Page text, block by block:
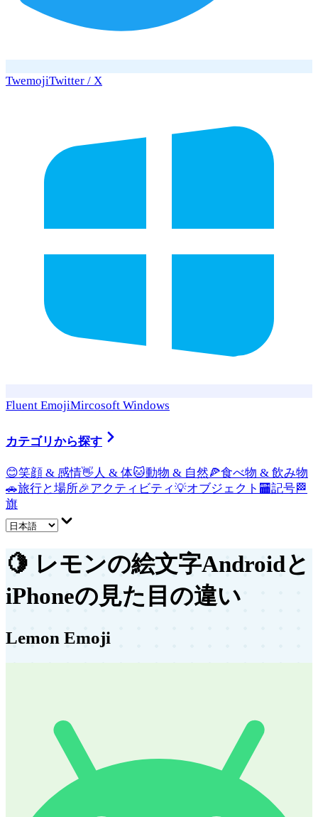
TwemojiTwitter / X
Fluent EmojiMircosoft Windows
カテゴリから探す
😊笑顔 & 感情👋 人 & 体🐱動物 & 自然🍕食べ物 & 飲み物
🚗旅行と場所🎉アクティビティ💡オブジェクト 🏧記号🏁
旗
🍋 レモンの絵文字Androidと
iPhoneの見た目の違い
Lemon Emoji